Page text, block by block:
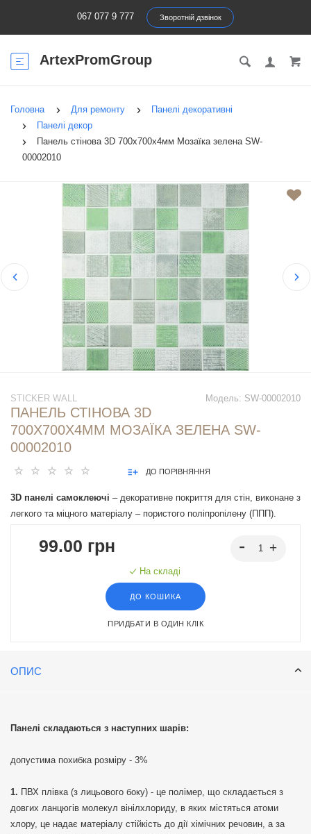
067 077 9 777 Зворотній дзвінок
ArtexPromGroup
Головна Для ремонту
Панелі декоративні
Панелі декор
Панель стінова 3D 700х700х4мм Мозаїка зелена SW-
00002010
Модель: SW-00002010
STICKER WALL
ПАНЕЛЬ СТІНОВА 3D
700Х700Х4ММ МОЗАЇКА ЗЕЛЕНА SW-
00002010
ДО ПОРІВНЯННЯ
3D панелі самоклеючі – декоративне покриття для стін, виконане з
легкого та міцного матеріалу – пористого поліпропілену (ППП).
широкому різноманітті кольорів та наявність клейового шару, що
99.00 грн
На складі
ДО КОШИКА
ПРИДБАТИ В ОДИН КЛІК
ОПИС
Панелі складаються з наступних шарів:
допустима похибка розміру - 3%
ПВХ плівка (з лицьового боку) - це полімер, що складається з
довгих ланцюгів молекул вінілхлориду, в яких містяться атоми
хлору, це надає матеріалу стійкість до дії хімічних речовин, а за